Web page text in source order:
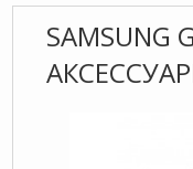
SAMSUNG